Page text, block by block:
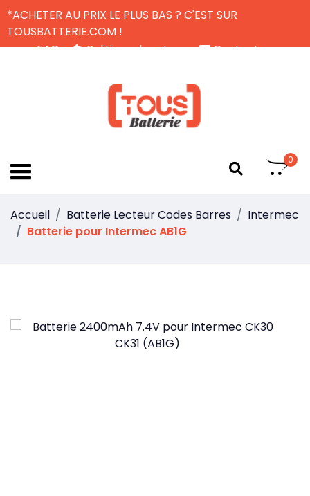
*ACHETER AU PRIX LE PLUS BAS ? C'EST SUR
TOUSBATTERIE.COM !
FAQ
Politique de retour
Contactez-nous
0
Accueil Batterie Lecteur Codes Barres
Intermec
Batterie pour Intermec AB1G